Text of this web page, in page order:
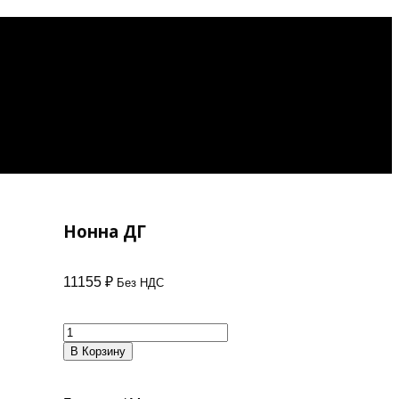
Нонна ДГ
11155 ₽ Без НДС
В Корзину